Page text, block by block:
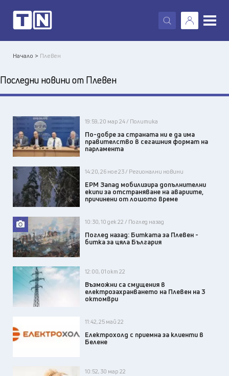
X
Начало > Плевен
Последни новини от Плевен
19:59, 20 мар 24 / Политика
По-добре за страната ни е да има
правителство в сегашния формат на
парламента
14:20, 26 ное 23 / Регионални новини
ЕРМ Запад мобилизира допълнителни
екипи за отстраняване на авариите,
причинени от лошото време
10:30, 10 дек 22 / Поглед назад
Поглед назад: Битката за Плевен -
битка за цяла България
12:00, 01 окт 22
Възможни са смущения в
електрозахранването на Плевен на 3
октомври
11:42, 25 май 22
Електрохолд с приемна за клиенти в
Белене
10:52, 30 мар 22